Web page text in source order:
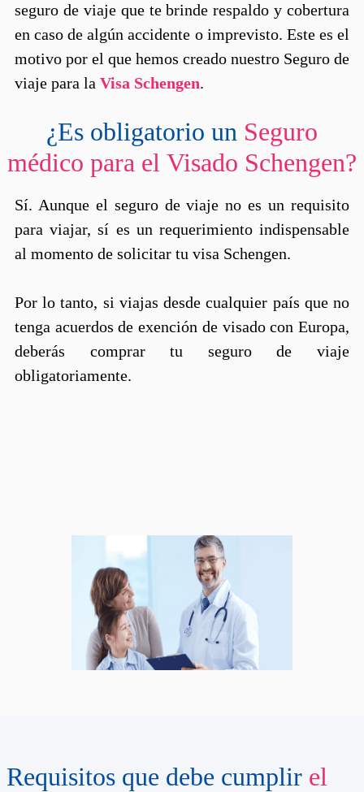
seguro de viaje que te brinde respaldo y cobertura
en caso de algún accidente o imprevisto. Este es el
motivo por el que hemos creado nuestro Seguro de
viaje para la Visa Schengen.​​​​​​​
¿Es obligatorio un Seguro
médico para el Visado Schengen?
Sí. Aunque el seguro de viaje no es un requisito
para viajar, sí es un requerimiento indispensable
al momento de solicitar tu visa Schengen.
Por lo tanto, si viajas desde cualquier país que no
tenga acuerdos de exención de visado con Europa,
deberás comprar tu seguro de viaje
obligatoriamente.
Requisitos que debe cumplir el